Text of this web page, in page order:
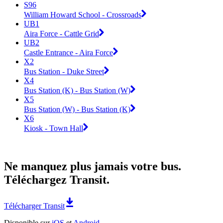
S96
William Howard School - Crossroads
UB1
Aira Force - Cattle Grid
UB2
Castle Entrance - Aira Force
X2
Bus Station - Duke Street
X4
Bus Station (K) - Bus Station (W)
X5
Bus Station (W) - Bus Station (K)
X6
Kiosk - Town Hall
Ne manquez plus jamais votre bus.
Téléchargez Transit.
Télécharger Transit